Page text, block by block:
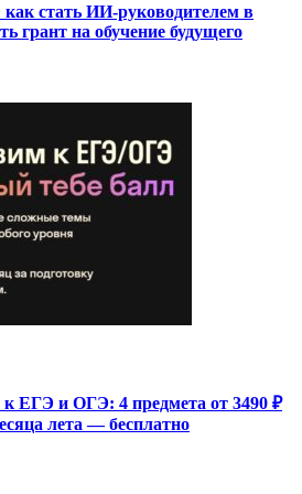
стать ИИ-руководителем в
грант на обучение будущего
к ЕГЭ и ОГЭ: 4 предмета от 3490 ₽
лета — бесплатно